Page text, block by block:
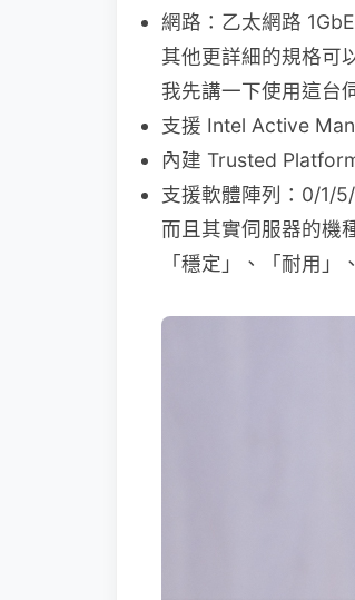
網路：乙太網路
其他更詳細的規格可
我先講一下使用這台
支援 Intel Active
內建 Trusted
支援軟體陣列：0/1/
而且其實伺服器的機
「穩定」、「耐用